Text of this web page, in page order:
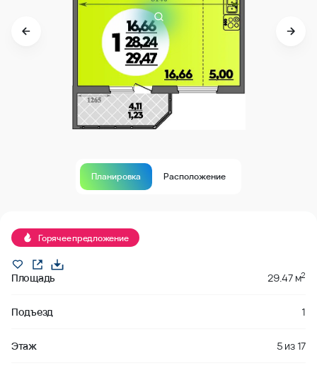
Планировка Расположение
Горячее предложение
Площадь 29.47 м2
Подъезд 1
Этаж 5 из17